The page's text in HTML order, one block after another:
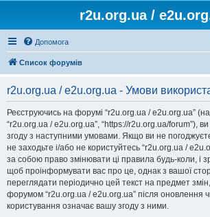
r2u.org.ua /
Допомога
Список форумів
r2u.org.ua / e2u.org.ua - Умови
Реєструючись на форумі “r2u.org.ua / e2u.org.ua”
“r2u.org.ua / e2u.org.ua”, “https://r2u.org.ua/forum”),
згоду з наступними умовами. Якщо ви не
не заходьте і/або не користуйтесь “r2u.org.ua /
за собою право змінювати ці правила будь-коли, і
щоб проінформувати вас про це, однак з вашої
переглядати періодично цей текст на предмет
форумом “r2u.org.ua / e2u.org.ua” після оновлення
користування означає вашу згоду з ними.